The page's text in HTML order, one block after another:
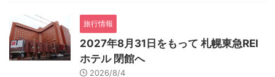
旅行情報
2027年8月31日をもって 札幌東急REI
ホテル 閉館へ
2026/8/4